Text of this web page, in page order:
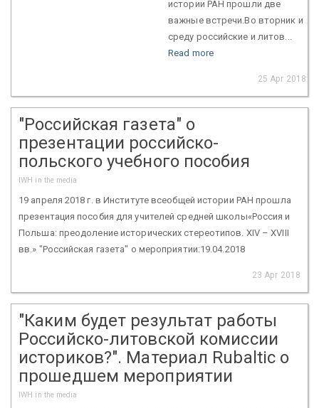
истории РАН прошли две
важные встречи.Во вторник и
среду российские и литов...
Read more
25 Apr 2018
"Российская газета" о
презентации российско-
польского учебного пособия
IWH in the media
19 апреля 2018 г. в Институте всеобщей истории РАН прошла
презентация пособия для учителей средней школы«Россия и
Польша: преодоление исторических стереотипов. XIV – XVIII
вв.» "Российская газета" о мероприятии:19.04.2018
23 Apr 2018
"Каким будет результат работы
Российско-литовской комиссии
историков?". Материал Rubaltic о
прошедшем мероприятии
IWH in the media